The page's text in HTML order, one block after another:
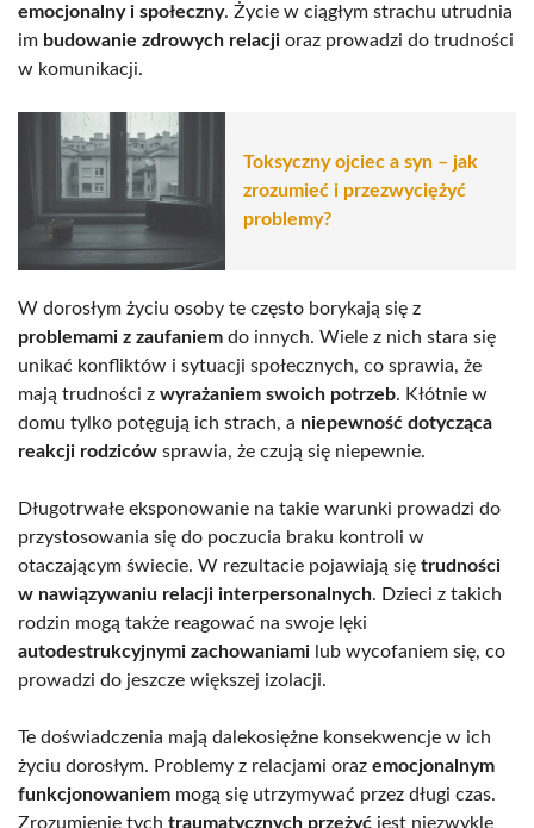
emocjonalny i społeczny. Życie w ciągłym strachu utrudnia
im budowanie zdrowych relacji oraz prowadzi do trudności
w komunikacji.
Toksyczny ojciec a syn – jak
zrozumieć i przezwyciężyć
problemy?
W dorosłym życiu osoby te często borykają się z
problemami z zaufaniem do innych. Wiele z nich stara się
unikać konfliktów i sytuacji społecznych, co sprawia, że
mają trudności z wyrażaniem swoich potrzeb. Kłótnie w
domu tylko potęgują ich strach, a niepewność dotycząca
reakcji rodziców sprawia, że czują się niepewnie.
Długotrwałe eksponowanie na takie warunki prowadzi do
przystosowania się do poczucia braku kontroli w
otaczającym świecie. W rezultacie pojawiają się trudności
w nawiązywaniu relacji interpersonalnych. Dzieci z takich
rodzin mogą także reagować na swoje lęki
autodestrukcyjnymi zachowaniami lub wycofaniem się, co
prowadzi do jeszcze większej izolacji.
Te doświadczenia mają dalekosiężne konsekwencje w ich
życiu dorosłym. Problemy z relacjami oraz emocjonalnym
funkcjonowaniem mogą się utrzymywać przez długi czas.
Zrozumienie tych traumatycznych przeżyć jest niezwykle